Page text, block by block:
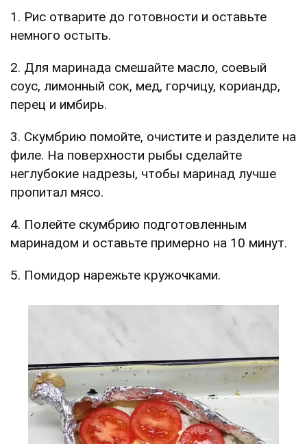
1. Рис отварите до готовности и оставьте
немного остыть.
2. Для маринада смешайте масло, соевый
соус, лимонный сок, мед, горчицу, кориандр,
перец и имбирь.
3. Скумбрию помойте, очистите и разделите на
филе. На поверхности рыбы сделайте
неглубокие надрезы, чтобы маринад лучше
пропитал мясо.
4. Полейте скумбрию подготовленным
маринадом и оставьте примерно на 10 минут.
5. Помидор нарежьте кружочками.